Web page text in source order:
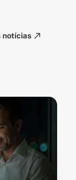
notícias